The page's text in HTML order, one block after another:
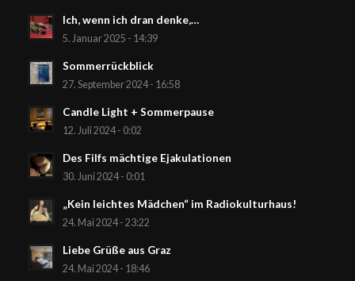
Ich, wenn ich dran denke,…
5. Januar 2025 - 14:39
Sommerrückblick
27. September 2024 - 16:58
Candle Light + Sommerpause
12. Juli 2024 - 0:02
Des Filfs mächtige Ejakulationen
30. Juni 2024 - 0:01
„Kein leichtes Mädchen“ im Radiokulturhaus!
24. Mai 2024 - 23:22
Liebe Grüße aus Graz
24. Mai 2024 - 18:46